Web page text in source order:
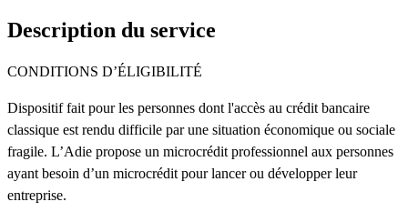
Description du service
CONDITIONS D’ÉLIGIBILITÉ
Dispositif fait pour les personnes dont l'accès au crédit bancaire
classique est rendu difficile par une situation économique ou sociale
fragile. L’Adie propose un microcrédit professionnel aux personnes
ayant besoin d’un microcrédit pour lancer ou développer leur
entreprise.